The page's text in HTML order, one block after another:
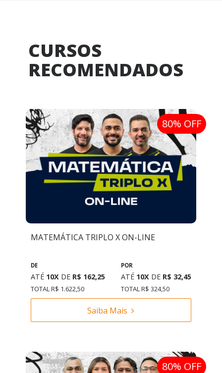
CURSOS
RECOMENDADOS
80% OFF
MATEMÁTICA TRIPLO X ON-LINE
DE
ATÉ 10X DE R$ 162,25
TOTAL R$ 1.622,50
POR
ATÉ 10X DE R$ 32,45
TOTAL R$ 324,50
Saiba Mais
80% OFF